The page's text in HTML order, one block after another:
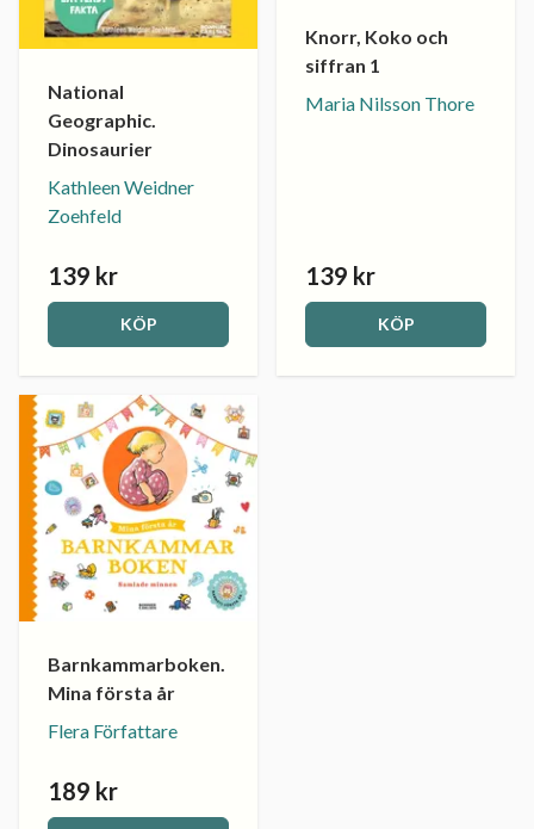
National
Geographic.
Dinosaurier
Kathleen Weidner
Zoehfeld
139 kr
KÖP
Knorr, Koko och
siffran 1
Maria Nilsson Thore
139 kr
KÖP
Barnkammarboken.
Mina första år
Flera Författare
189 kr